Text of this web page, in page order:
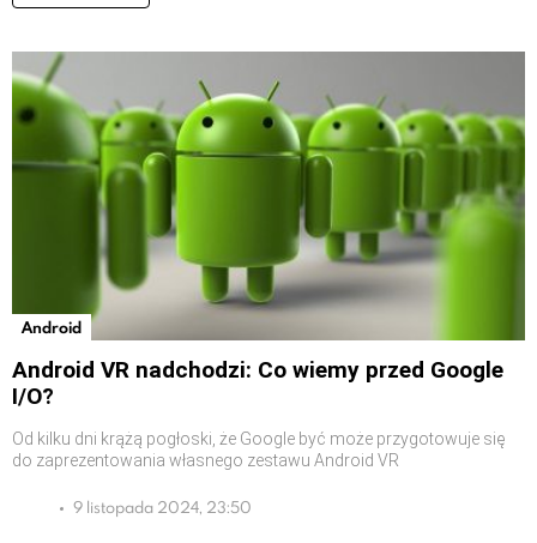
Android
Android VR nadchodzi: Co wiemy przed Google
I/O?
Od kilku dni krążą pogłoski, że Google być może przygotowuje się
do zaprezentowania własnego zestawu Android VR
9 listopada 2024, 23:50